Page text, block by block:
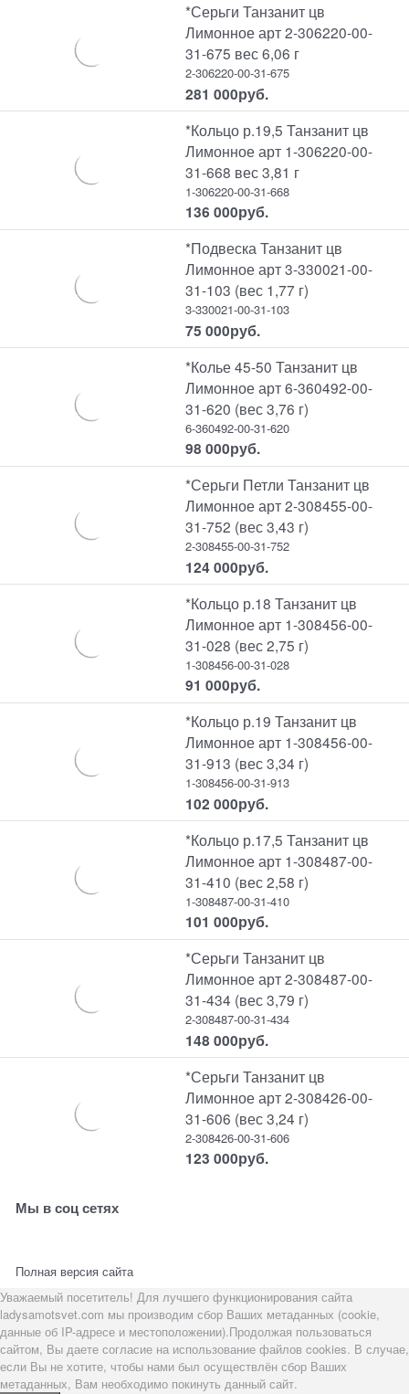
*Серьги Танзанит цв
Лимонное арт 2-306220-00-
31-675 вес 6,06 г
2-306220-00-31-675
281 000руб.
*Кольцо р.19,5 Танзанит цв
Лимонное арт 1-306220-00-
31-668 вес 3,81 г
1-306220-00-31-668
136 000руб.
*Подвеска Танзанит цв
Лимонное арт 3-330021-00-
31-103 (вес 1,77 г)
3-330021-00-31-103
75 000руб.
*Колье 45-50 Танзанит цв
Лимонное арт 6-360492-00-
31-620 (вес 3,76 г)
6-360492-00-31-620
98 000руб.
*Серьги Петли Танзанит цв
Лимонное арт 2-308455-00-
31-752 (вес 3,43 г)
2-308455-00-31-752
124 000руб.
*Кольцо р.18 Танзанит цв
Лимонное арт 1-308456-00-
31-028 (вес 2,75 г)
1-308456-00-31-028
91 000руб.
*Кольцо р.19 Танзанит цв
Лимонное арт 1-308456-00-
31-913 (вес 3,34 г)
1-308456-00-31-913
102 000руб.
*Кольцо р.17,5 Танзанит цв
Лимонное арт 1-308487-00-
31-410 (вес 2,58 г)
1-308487-00-31-410
101 000руб.
*Серьги Танзанит цв
Лимонное арт 2-308487-00-
31-434 (вес 3,79 г)
2-308487-00-31-434
148 000руб.
*Серьги Танзанит цв
Лимонное арт 2-308426-00-
31-606 (вес 3,24 г)
2-308426-00-31-606
123 000руб.
Мы в соц сетях
Полная версия сайта
Уважаемый посетитель! Для лучшего функционирования сайта
ladysamotsvet.com мы производим сбор Ваших метаданных (cookie,
данные об IP-адресе и местоположении).Продолжая пользоваться
сайтом, Вы даете согласие на использование файлов cookies. В случае,
если Вы не хотите, чтобы нами был осуществлён сбор Ваших
метаданных, Вам необходимо покинуть данный сайт.